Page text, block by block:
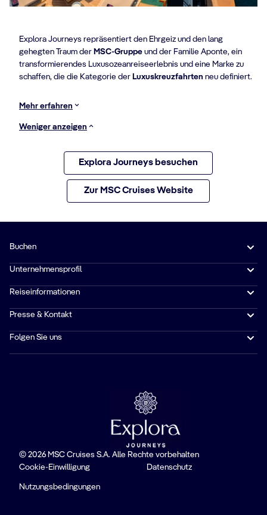
Explora Journeys repräsentiert den Ehrgeiz und den lang
gehegten Traum der MSC-Gruppe und der Familie Aponte, ein
transformierendes Luxusozeanreiseerlebnis und eine Marke zu
schaffen, die die Kategorie der Luxuskreuzfahrten neu definiert.
Mehr erfahren
Weniger anzeigen
Explora Journeys besuchen
Zur MSC Cruises Website
Buchen
Unternehmensprofil
Reiseinformationen
Presse & Kontakt
Folgen Sie uns
© 2026 MSC Cruises S.A. Alle Rechte vorbehalten
Cookie-Einwilligung
Datenschutz
Nutzungsbedingungen